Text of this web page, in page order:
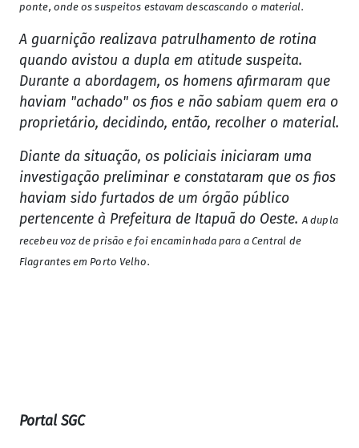
ponte, onde os suspeitos estavam descascando o material.
A guarnição realizava patrulhamento de rotina
quando avistou a dupla em atitude suspeita.
Durante a abordagem, os homens afirmaram que
haviam "achado" os fios e não sabiam quem era o
proprietário, decidindo, então, recolher o material.
Diante da situação, os policiais iniciaram uma
investigação preliminar e constataram que os fios
haviam sido furtados de um órgão público
pertencente à Prefeitura de Itapuã do Oeste.A dupla
recebeu voz de prisão e foi encaminhada para a Central de
Flagrantes em Porto Velho.
Portal SGC